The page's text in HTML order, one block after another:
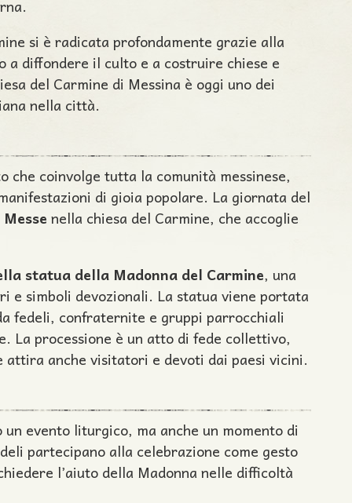
si è radicata profondamente grazie alla
diffondere il culto e a costruire chiese e
del Carmine di Messina è oggi uno dei
nella città.
che coinvolge tutta la comunità messinese,
di gioia popolare. La giornata del
nella chiesa del Carmine, che accoglie
statua della Madonna del Carmine, una
e simboli devozionali. La statua viene portata
fedeli, confraternite e gruppi parrocchiali
La processione è un atto di fede collettivo,
anche visitatori e devoti dai paesi vicini.
evento liturgico, ma anche un momento di
partecipano alla celebrazione come gesto
l’aiuto della Madonna nelle difficoltà